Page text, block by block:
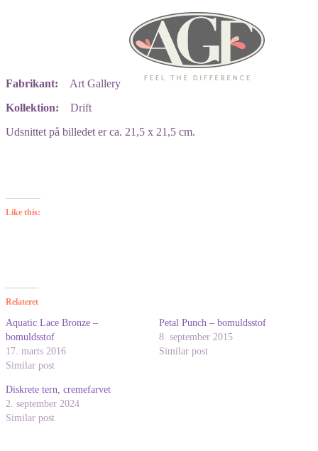
Fabrikant: Art Gallery
Kollektion: Drift
Udsnittet på billedet er ca. 21,5 x 21,5 cm.
Like this:
Relateret
Aquatic Lace Bronze –
bomuldsstof
17. marts 2016
Similar post
Petal Punch – bomuldsstof
8. september 2015
Similar post
Diskrete tern, cremefarvet
2. september 2024
Similar post